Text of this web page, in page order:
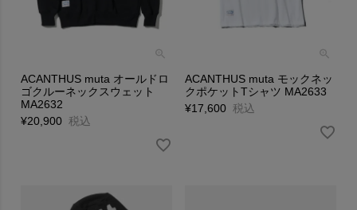
ACANTHUS muta オールドロ
ゴクルーネックスウェット
MA2632
¥20,900 税込
ACANTHUS muta モックネッ
クポケットTシャツ MA2633
¥17,600 税込